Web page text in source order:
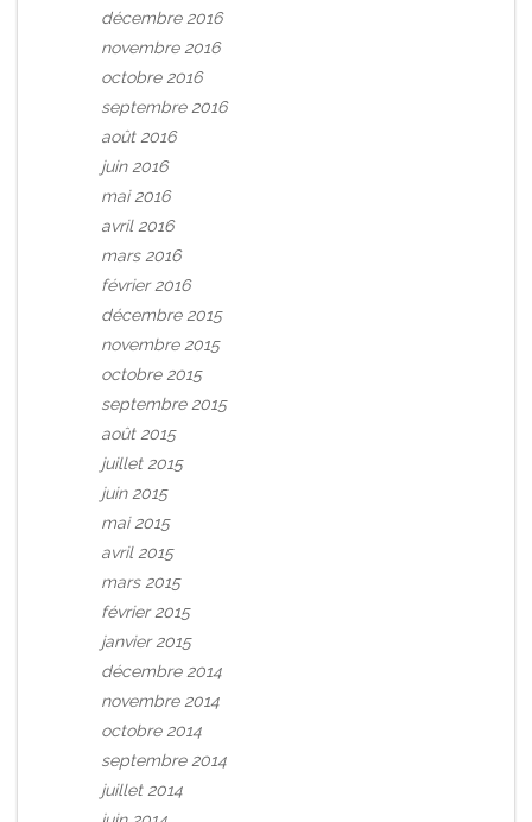
décembre 2016
novembre 2016
octobre 2016
septembre 2016
août 2016
juin 2016
mai 2016
avril 2016
mars 2016
février 2016
décembre 2015
novembre 2015
octobre 2015
septembre 2015
août 2015
juillet 2015
juin 2015
mai 2015
avril 2015
mars 2015
février 2015
janvier 2015
décembre 2014
novembre 2014
octobre 2014
septembre 2014
juillet 2014